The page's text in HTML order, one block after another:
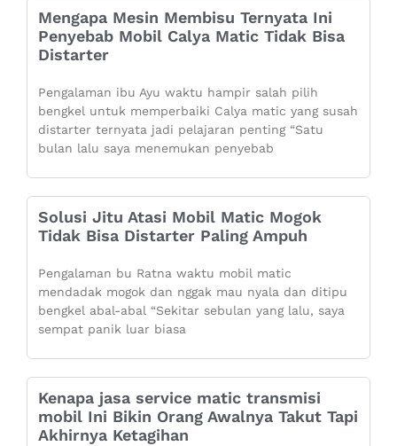
Mengapa Mesin Membisu Ternyata Ini
Penyebab Mobil Calya Matic Tidak Bisa
Distarter
Pengalaman ibu Ayu waktu hampir salah pilih
bengkel untuk memperbaiki Calya matic yang susah
distarter ternyata jadi pelajaran penting “Satu
bulan lalu saya menemukan penyebab
Solusi Jitu Atasi Mobil Matic Mogok
Tidak Bisa Distarter Paling Ampuh
Pengalaman bu Ratna waktu mobil matic
mendadak mogok dan nggak mau nyala dan ditipu
bengkel abal-abal “Sekitar sebulan yang lalu, saya
sempat panik luar biasa
Kenapa jasa service matic transmisi
mobil Ini Bikin Orang Awalnya Takut Tapi
Akhirnya Ketagihan